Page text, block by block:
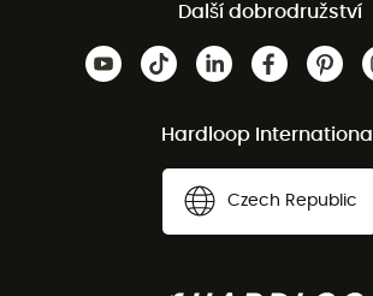
Další dobrodružství
Hardloop International
Czech Republic